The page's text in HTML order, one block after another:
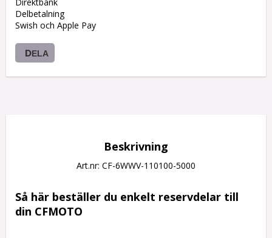
Delbetalning
Swish och Apple Pay
DELA
Beskrivning
Art.nr: CF-6WWV-110100-5000
Så här beställer du enkelt reservdelar till
din CFMOTO